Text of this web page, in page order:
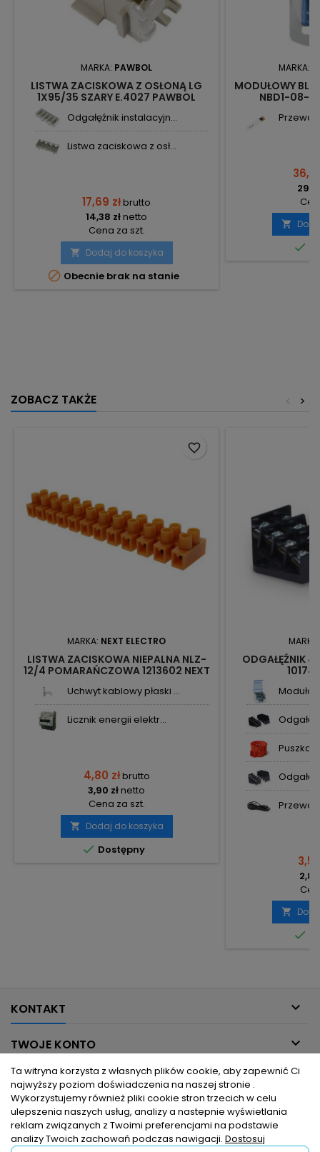
MARKA: PAWBOL
LISTWA ZACISKOWA Z OSŁONĄ LG
1X95/35 SZARY E.4027 PAWBOL
Odgałęźnik instalacyjn...
Listwa zaciskowa z osł...
17,69 złbrutto
14,38 złnetto
Cena za szt.
 Dodaj do koszyka
 Obecnie brak na stanie
MARKA:
MODUŁOWY
NBD1-08-


ZOBACZ TAKŻE >
<
MARKA: NEXT ELECTRO
LISTWA ZACISKOWA NIEPALNA NLZ-
12/4 POMARAŃCZOWA 1213602 NEXT
Uchwyt kablowy płaski ...
Licznik energii elektr...
4,80 złbrutto
3,90 złnetto
Cena za szt.
 Dodaj do koszyka
 Dostępny
favorite_border
ODGAŁĘŹNIK
10174
Puszka
3,51


KONTAKT 
TWOJE KONTO 
INFORMACJE DLA CIEBIE 
PRODUKTY
Ta witryna korzysta z własnych plików cookie, aby zapewnić Ci
najwyższy poziom doświadczenia na naszej stronie .
Wykorzystujemy również pliki cookie stron trzecich w celu
ulepszenia naszych usług, analizy a nastepnie wyświetlania
reklam związanych z Twoimi preferencjami na podstawie
analizy Twoich zachowań podczas nawigacji. Dostosuj